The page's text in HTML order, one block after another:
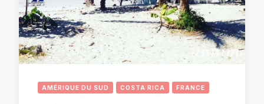
AMÉRIQUE DU SUD COSTA RICA FRANCE